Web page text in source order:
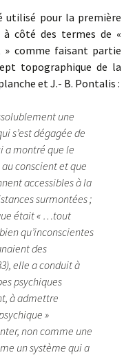
utilisé pour la première
à côté des termes de «
» comme faisant partie
topographique de la
et J.- B. Pontalis :
une
s’est dégagée de
a montré que le
conscient et que
accessibles à la
surmontées ;
était « …tout
qu’inconscientes
des
elle a conduit à
psychiques
à admettre
»
non comme une
un système qui a